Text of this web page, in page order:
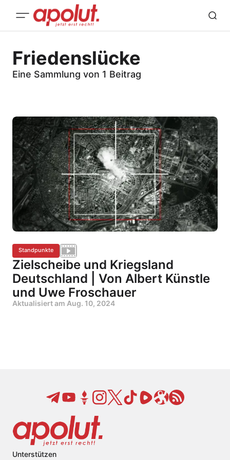
Friedenslücke
Eine Sammlung von 1 Beitrag
Standpunkte
Zielscheibe und Kriegsland
Deutschland | Von Albert Künstle
und Uwe Froschauer
Aktualisiert am Aug. 10, 2024
Unterstützen